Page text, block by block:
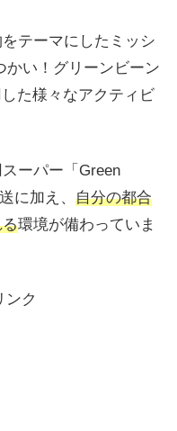
テーマにしたミッシ
かい！グリーンビーン
た様々なアクティビ
ーパー「Green
に加え、 自分の都合
環境が備わっていま
ンク